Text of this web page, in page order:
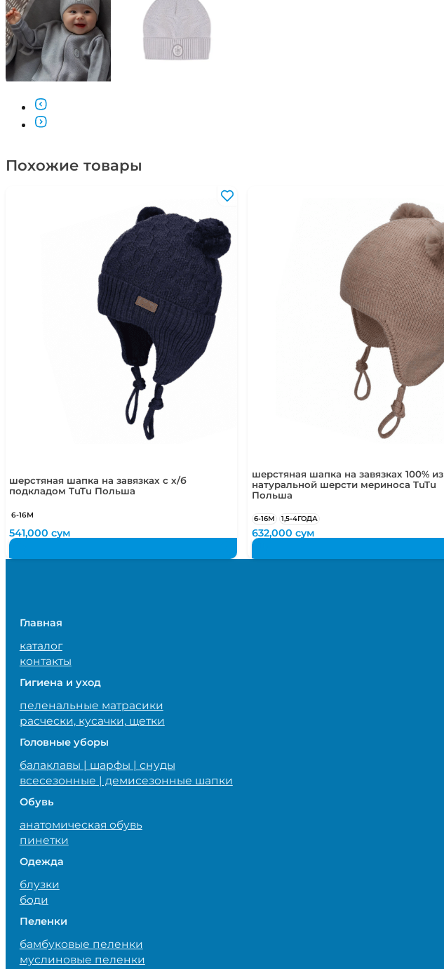
Похожие товары
шерстяная шапка на завязках с х/б
подкладом TuTu Польша
6-16М
541,000сум
шерстяная шапка на завязках 100% из
натуральной шерсти мериноса TuTu
Польша
6-16М 1,5-4ГОДА
632,000 сум
Главная
каталог
контакты
Гигиена и уход
пеленальные матрасики
расчески, кусачки, щетки
Головные уборы
балаклавы | шарфы | снуды
всесезонные | демисезонные шапки
Обувь
анатомическая обувь
пинетки
Одежда
блузки
боди
Пеленки
бамбуковые пеленки
муслиновые пеленки